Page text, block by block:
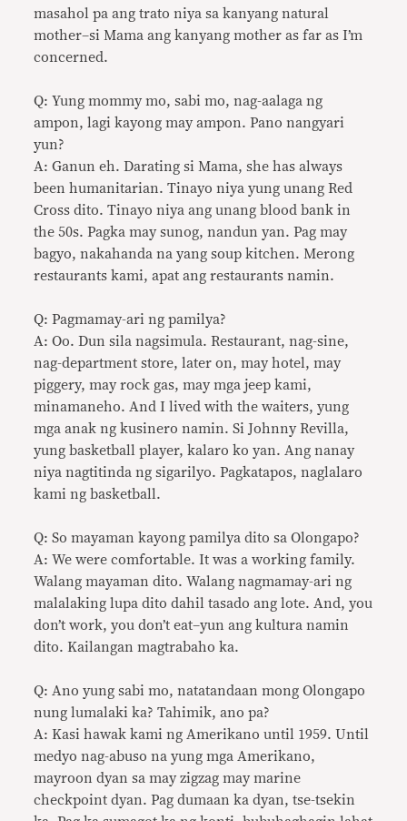
masahol pa ang trato niya sa kanyang natural
mother–si Mama ang kanyang mother as far as I’m
concerned.
Q: Yung mommy mo, sabi mo, nag-aalaga ng
ampon, lagi kayong may ampon. Pano nangyari
yun?
A: Ganun eh. Darating si Mama, she has always
been humanitarian. Tinayo niya yung unang Red
Cross dito. Tinayo niya ang unang blood bank in
the 50s. Pagka may sunog, nandun yan. Pag may
bagyo, nakahanda na yang soup kitchen. Merong
restaurants kami, apat ang restaurants namin.
Q: Pagmamay-ari ng pamilya?
A: Oo. Dun sila nagsimula. Restaurant, nag-sine,
nag-department store, later on, may hotel, may
piggery, may rock gas, may mga jeep kami,
minamaneho. And I lived with the waiters, yung
mga anak ng kusinero namin. Si Johnny Revilla,
yung basketball player, kalaro ko yan. Ang nanay
niya nagtitinda ng sigarilyo. Pagkatapos, naglalaro
kami ng basketball.
Q: So mayaman kayong pamilya dito sa Olongapo?
A: We were comfortable. It was a working family.
Walang mayaman dito. Walang nagmamay-ari ng
malalaking lupa dito dahil tasado ang lote. And, you
don’t work, you don’t eat–yun ang kultura namin
dito. Kailangan magtrabaho ka.
Q: Ano yung sabi mo, natatandaan mong Olongapo
nung lumalaki ka? Tahimik, ano pa?
A: Kasi hawak kami ng Amerikano until 1959. Until
medyo nag-abuso na yung mga Amerikano,
mayroon dyan sa may zigzag may marine
checkpoint dyan. Pag dumaan ka dyan, tse-tsekin